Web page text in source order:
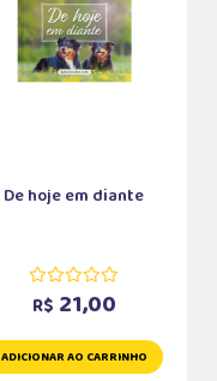
De hoje em diante
R$ 21,00
ADICIONAR AO CARRINHO